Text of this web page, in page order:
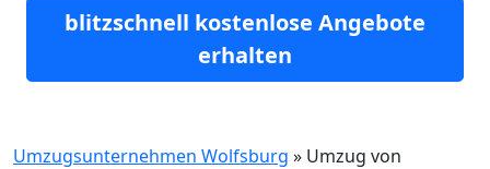
blitzschnell kostenlose Angebote
erhalten
Umzugsunternehmen Wolfsburg » Umzug von